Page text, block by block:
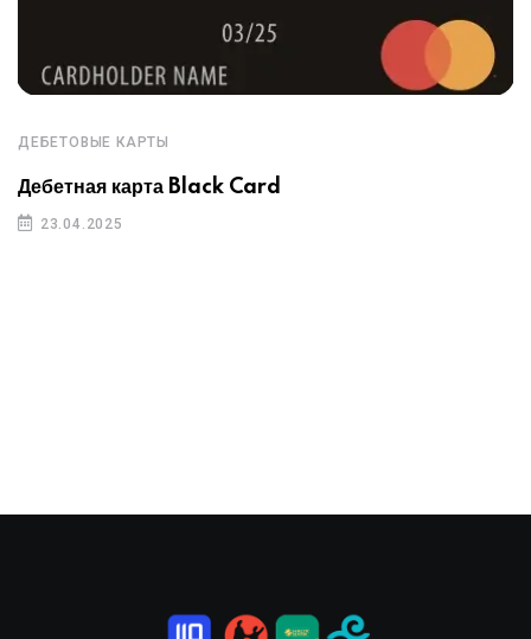
ДЕБЕТОВЫЕ КАРТЫ
Дебетная карта Black Card
23.04.2025